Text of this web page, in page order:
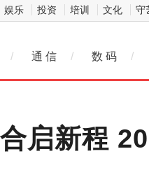
娱乐 投资 培训 文化 守
/ 通 信 / 数 码 /
启新程